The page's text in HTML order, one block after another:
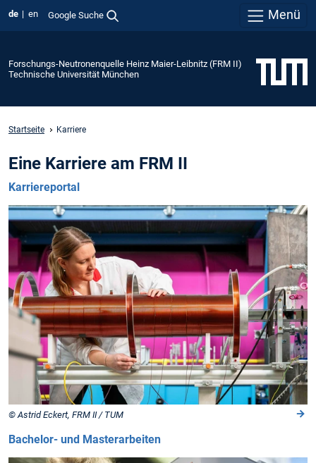
de en Google Suche Menü
Forschungs-Neutronenquelle Heinz Maier-Leibnitz (FRM II)
Technische Universität München
Startseite Karriere
Eine Karriere am FRM II
Karriereportal
© Astrid Eckert, FRM II / TUM
Bachelor- und Masterarbeiten